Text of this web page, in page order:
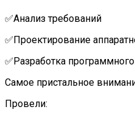
✅Анализ требований
✅Проектирование
✅Разработка
Самое пристальное
Провели: